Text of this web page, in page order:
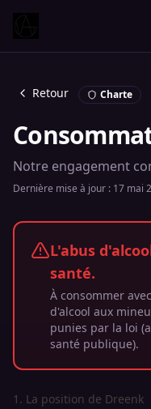
Retour Charte
Notre engagement
Dernière mise à jour : 17 mai
L'abus
santé.
À consommer
d'alcool aux
punies par la loi
santé publique).
1. La position de Dreenk